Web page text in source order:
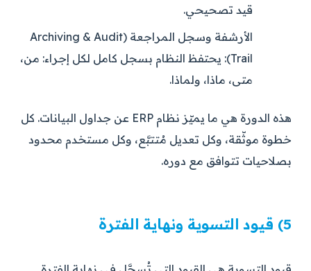
قيد تصحيحي.
الأرشفة وسجل المراجعة (Archiving & Audit
Trail):
يحتفظ النظام بسجل كامل لكل إجراء: من،
متى، ماذا، ولماذا.
هذه الدورة هي ما يميّز نظام ERP عن جداول البيانات. كل
خطوة موثّقة، وكل تعديل مُتتبَّع، وكل مستخدم محدود
بصلاحيات تتوافق مع دوره.
5) قيود التسوية ونهاية الفترة